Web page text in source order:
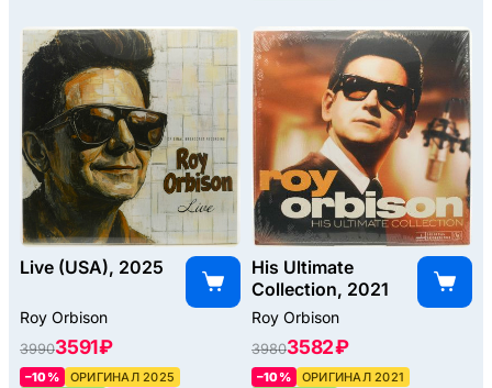
Live (USA), 2025
Roy Orbison
39903591 ₽
–10%
ОРИГИНАЛ 2025
His Ultimate
Collection, 2021
Roy Orbison
39803582 ₽
–10%
ОРИГИНАЛ 2021